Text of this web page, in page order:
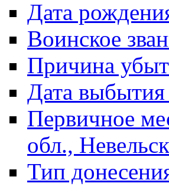
Дата
Воинское
Причина
Дата
Первичное
обл.,
Тип